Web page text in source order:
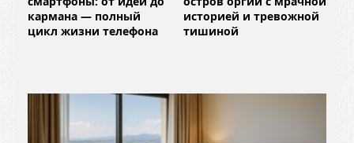
кармана — полный
цикл жизни телефона
историей и тревожной
тишиной